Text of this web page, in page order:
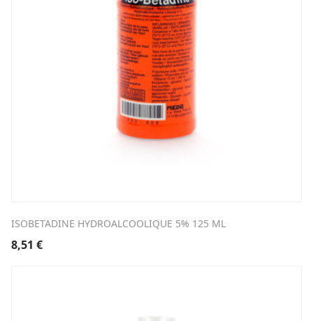
ISOBETADINE HYDROALCOOLIQUE 5% 125 ML
8,51 €